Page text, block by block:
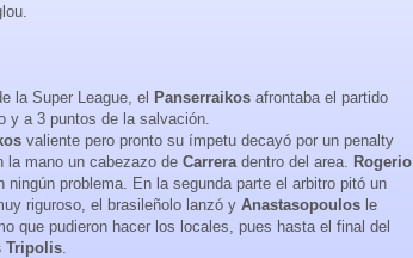
la Super League, el Panserraikos afrontaba el partido
y a 3 puntos de la salvación.
valiente pero pronto su ímpetu decayó por un penalty
la mano un cabezazo de Carrera dentro del area. Rogerio
problema. En la segunda parte el arbitro pitó un
riguroso, el brasileñolo lanzó y Anastasopoulos le
que pudieron hacer los locales, pues hasta el final del
Tripolis